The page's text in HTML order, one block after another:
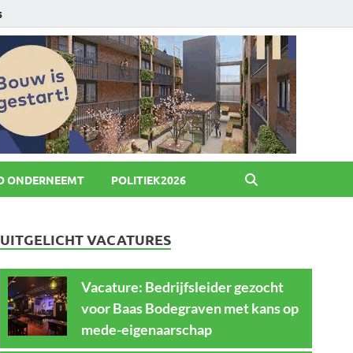
ONDERNEEMT POLITIEK2026
UITGELICHT VACATURES
Vacature: Bedrijfsleider gezocht
voor Baas Bodegraven met kans op
mede-eigenaarschap